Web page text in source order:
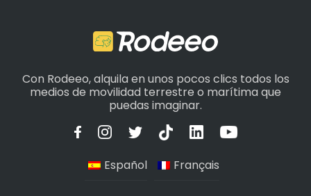
Con Rodeeo, alquila en unos pocos clics todos los
medios de movilidad terrestre o marítima que
puedas imaginar.
Español Français